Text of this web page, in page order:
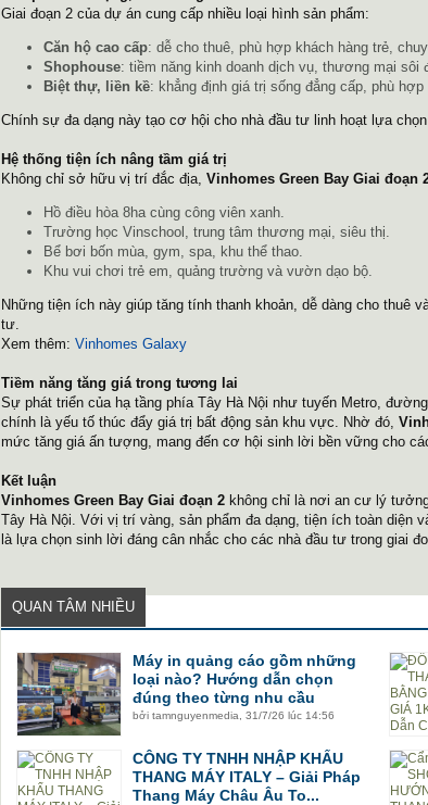
Giai đoạn 2 của dự án cung cấp nhiều loại hình sản phẩm:
Căn hộ cao cấp: dễ cho thuê, phù hợp khách hàng trẻ,
Shophouse: tiềm năng kinh doanh dịch vụ, thương mại sôi
Biệt thự, liền kề: khẳng định giá trị sống đẳng cấp, phù
Chính sự đa dạng này tạo cơ hội cho nhà đầu tư linh hoạt lựa
Hệ thống tiện ích nâng tầm giá trị
Không chỉ sở hữu vị trí đắc địa, Vinhomes Green Bay Giai đoạn
Hồ điều hòa 8ha cùng công viên xanh.
Trường học Vinschool, trung tâm thương mại, siêu thị.
Bể bơi bốn mùa, gym, spa, khu thể thao.
Khu vui chơi trẻ em, quảng trường và vườn dạo bộ.
Những tiện ích này giúp tăng tính thanh khoản, dễ dàng cho thuê
tư.
Xem thêm: Vinhomes Galaxy
Tiềm năng tăng giá trong tương lai
Sự phát triển của hạ tầng phía Tây Hà Nội như tuyến Metro,
chính là yếu tố thúc đẩy giá trị bất động sản khu vực. Nhờ đó,
mức tăng giá ấn tượng, mang đến cơ hội sinh lời bền vững cho
Kết luận
Vinhomes Green Bay Giai đoạn 2 không chỉ là nơi an cư lý
Tây Hà Nội. Với vị trí vàng, sản phẩm đa dạng, tiện ích toàn diện
là lựa chọn sinh lời đáng cân nhắc cho các nhà đầu tư trong giai
QUAN TÂM NHIỀU
Máy in quảng cáo gồm những
loại nào? Hướng dẫn chọn
đúng theo từng nhu cầu
bởi tamnguyenmedia 31/7/26 lúc 14:56
CÔNG TY TNHH NHẬP KHẨU
THANG MÁY ITALY – Giải Pháp
Thang Máy Châu Âu To...